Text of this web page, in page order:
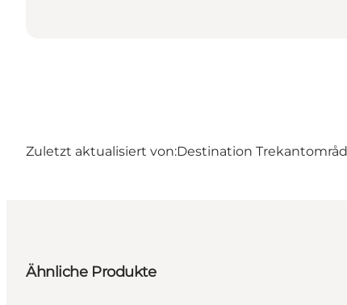
Zuletzt aktualisiert von:Destination
Ähnliche Produkte